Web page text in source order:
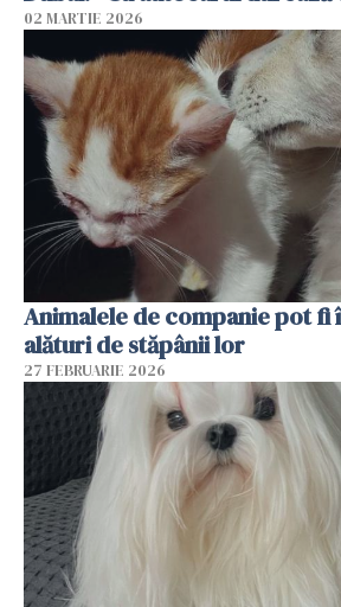
02 MARTIE 2026
Animalele de companie pot
alături de stăpânii lor
27 FEBRUARIE 2026